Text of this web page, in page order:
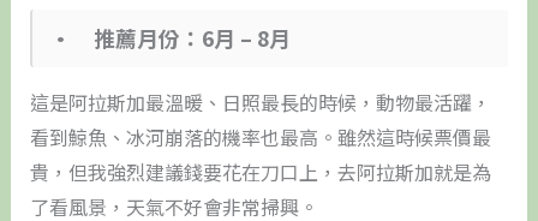
• 推薦月份：6月 – 8月
這是阿拉斯加最溫暖、日照最長的時候，動物最活躍，
看到鯨魚、冰河崩落的機率也最高。雖然這時候票價最
貴，但我強烈建議錢要花在刀口上，去阿拉斯加就是為
了看風景，天氣不好會非常掃興。